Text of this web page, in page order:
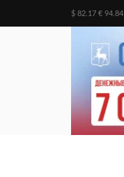
$ 82.17 € 94.84